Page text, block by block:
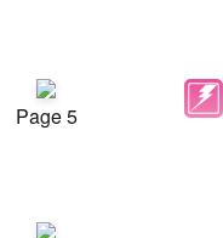
Page 5